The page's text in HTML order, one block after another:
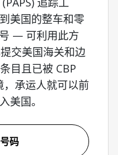
美国的整车和零
— 可利用此方
交美国海关和边
目且已被 CBP
，承运人就可以前
美国。
码